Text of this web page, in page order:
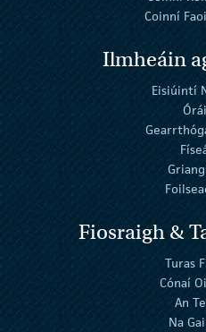
Coinní
Ilmheáin
Eisiúintí
Fiosraigh &
Turas
Cónaí
An
Na